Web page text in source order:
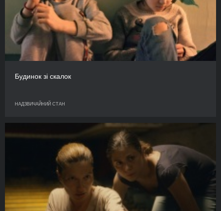
Будинок зі скалок
НАДЗВИЧАЙНИЙ СТАН